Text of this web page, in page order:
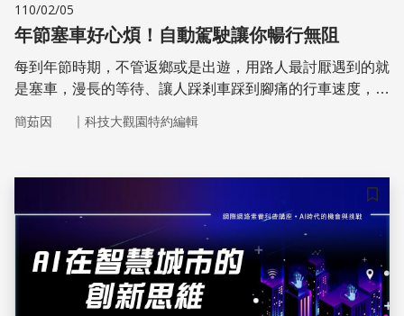
110/02/05
年節塞車好心煩！自動駕駛讓你暢行無阻
每到年節時期，不管返鄉或是出遊，用路人最討厭遇到的就
是塞車，漫長的等待、讓人踩剎車踩到腳痛的行車速度，抑
扣。你也是恨不得讓「塞車」這個詞消失在這世界上的人
繼續看下去吧！
簡茹因 ｜ 科技大觀園特約編輯
儲存